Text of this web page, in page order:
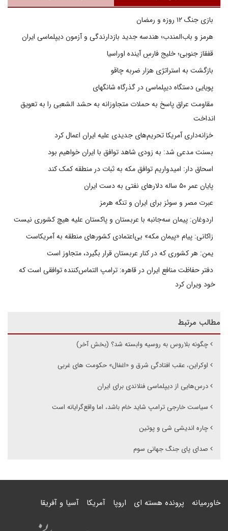
بازی جنگ ۱۲ روزه و رمضان
هرمز و باب‌المندب؛ هندسه جدید بازدارندگی و آزمون دیپلماسی ایران
قفقاز جنوبی؛ خلیج فارسِ آینده اوراسیا
بازگشت به استراتژی هزار ضربه چاقو
پویایی دستگاه دیپلماسی در گذرگاه شانگهای
مقاومت عراق پاسخ به حملات متجاوزانه به حشد الشعبی را به تعویق
انداخت
خزانه‌داری آمریکا تحریم‌های جدیدی علیه ایران اعمال کرد
بسنت مدعی شد: به زودی شاهد توافق با ایران خواهیم بود
اسحاق دار: امیدواریم توافق مکه به ثبات در منطقه کمک کند
پایان عمر ۵۰ ساله دلارهای نفتی به دست ایران
عبرت مصر و سوئز برای ایران و تنگه هرمز
اردوغان: پیمان سه‌جانبه با عربستان و پاکستان علیه هیچ کشوری نیست
زاکانی: پیام «پیمان مکه» بی‌اعتمادی کشورهای منطقه به آمریکاست
یمن: هر کشوری که در کنار عربستان قرار بگیرد، متجاوز است
دفتر حفاظت منافع ایران در قاهره: ترامپ التماس‌کننده توافقی است که
خود ویران کرد
مطالب مرتبط
چگونه بلاروس به روسیه وابسته شد؟ (بخش آخر)
اوکراین، عقب افتادگی شرق و «اغفال» حکومت های غربی
درس‌هایی از دیپلماسی فنلاندی برای ایران
سیاست خارجی ترامپ شاید خام باشد، اما واقع‌گرایانه است
چاره اندیشی شی و پوتین
صدای پای جنگ جهانی سوم
خاورمیانه پرونده هسته ای اروپا آمریکا آسیا و آفریقا